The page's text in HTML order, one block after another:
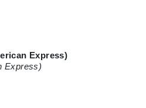
Express)
Express)